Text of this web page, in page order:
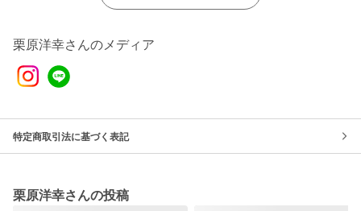
栗原洋幸さんのメディア
特定商取引法に基づく表記
栗原洋幸さんの投稿